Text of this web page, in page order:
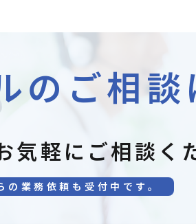
のご相
軽にご相談く
業務依頼も受付中です。